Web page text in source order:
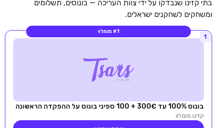
בתי קזינו שנבדקו על ידי צוות העריכה — בונוסים, תשלומים
ומשחקים לשחקנים ישראלים.
#1 מומלץ
1
בונוס 100% עד 300€ + 100 ספיני בונוס על ההפקדה הראשונה
קזינו מומלץ